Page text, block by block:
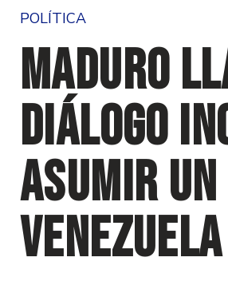
POLÍTICA
Maduro
diálogo
asumir un
Venezuela